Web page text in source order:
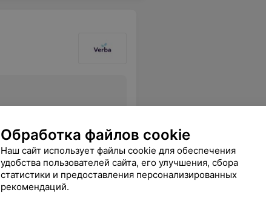
Все цены
Обработка файлов cookie
Наш сайт использует файлы cookie для обеспечения
удобства пользователей сайта, его улучшения, сбора
статистики и предоставления персонализированных
рекомендаций.